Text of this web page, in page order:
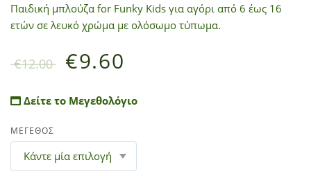
Παιδική μπλούζα for Funky Kids για αγόρι από 6 έως 16
ετών σε λευκό χρώμα με ολόσωμο τύπωμα.
€12.00 €9.60
Δείτε το Μεγεθολόγιο
ΜΕΓΕΘΟΣ